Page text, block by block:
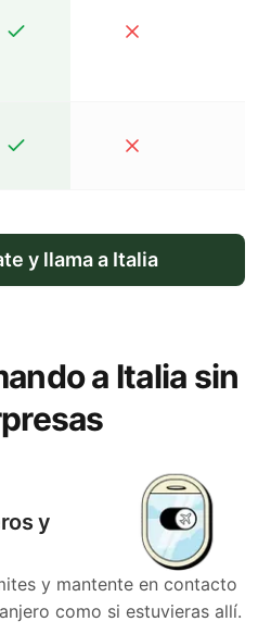
y llama a Italia
a Italia sin
y
y mantente en contacto
como si estuvieras allí.